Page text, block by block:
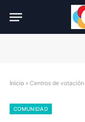
Inicio » Centros de votación
COMUNIDAD